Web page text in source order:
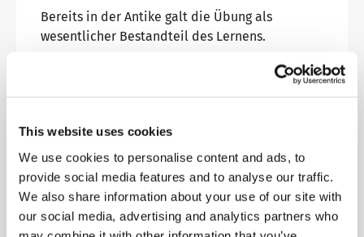
This website uses cookies
We use cookies to personalise content and ads, to
provide social media features and to analyse our traffic.
We also share information about your use of our site with
our social media, advertising and analytics partners who
Bereits in der Antike galt die Übung als
wesentlicher Bestandteil des Lernens.
Read article
18.04.2023 | Didaktik bei DaF
Sitzt du noch, oder lernst du
schon - Wann machen frontale